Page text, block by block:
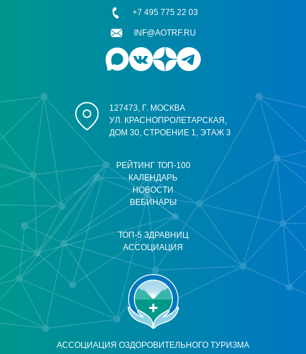
АССОЦИАЦИЯ ОЗДОРОВИТЕЛЬНОГО ТУРИЗМА
РЕЙТИНГ ТОП-100
КАЛЕНДАРЬ
НОВОСТИ
ВЕБИНАРЫ
ТОП-5 ЗДРАВНИЦ
АССОЦИАЦИЯ
127473, Г. МОСКВА
УЛ. КРАСНОПРОЛЕТАРСКАЯ,
ДОМ 30, СТРОЕНИЕ 1, ЭТАЖ 3
+7 495 775 22 03
INF@AOTRF.RU